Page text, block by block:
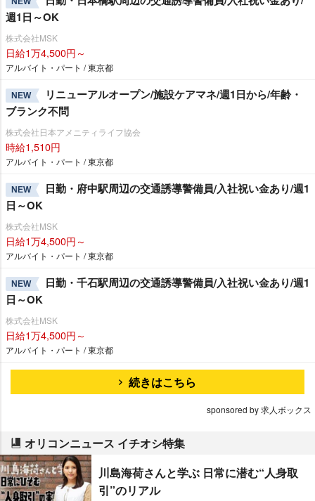
週1日～OK
株式会社MSK
日給1万4,500円～
アルバイト・パート / 東京都
NEW
リニューアルオープン/施設ケアマネ/週1日から/年齢・
ブランク不問
株式会社日本アメニティライフ協会
時給1,510円
アルバイト・パート / 東京都
NEW
日勤・府中駅周辺の交通誘導警備員/入社祝い金あり/週1
日～OK
株式会社MSK
日給1万4,500円～
アルバイト・パート / 東京都
NEW
日勤・千石駅周辺の交通誘導警備員/入社祝い金あり/週1
日～OK
株式会社MSK
日給1万4,500円～
アルバイト・パート / 東京都
続きはこちら
sponsored by 求人ボックス
オリコンニュース イチオシ特集
川島海荷さんと学ぶ 日常に潜む“人身取
引”のリアル